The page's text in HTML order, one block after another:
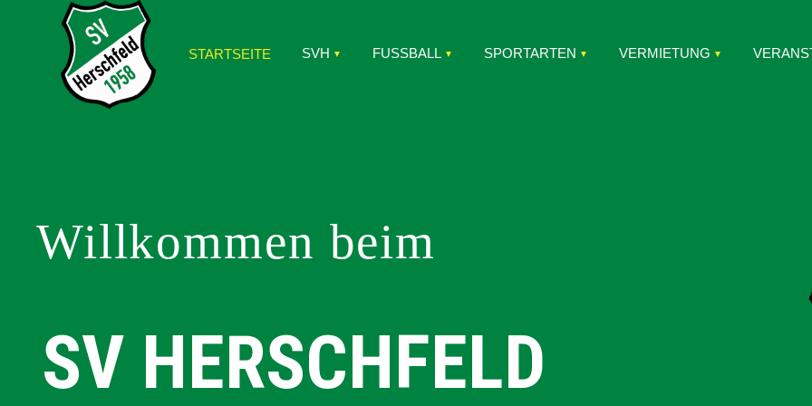
STARTSEITE SVH FUSSBALL SPORTARTEN VERMIETUNG
Willkommen beim
SV HERSCHFELD